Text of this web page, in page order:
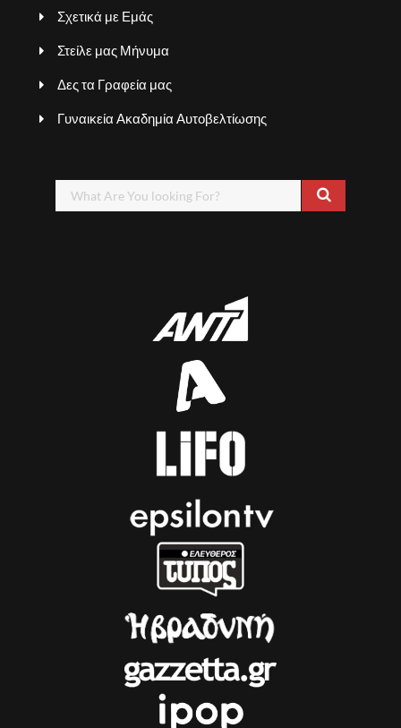
Σχετικά με Εμάς
Στείλε μας Μήνυμα
Δες τα Γραφεία μας
Γυναικεία Ακαδημία Αυτοβελτίωσης